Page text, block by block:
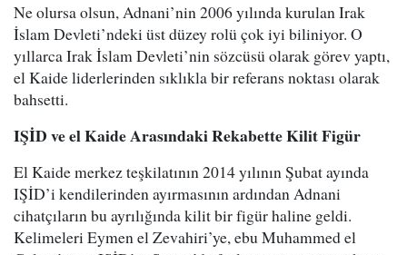
Ne olursa olsun, Adnani’nin 2006 yılında kurulan Irak
İslam Devleti’ndeki üst düzey rolü çok iyi biliniyor. O
yıllarca Irak İslam Devleti’nin sözcüsü olarak görev yaptı,
el Kaide liderlerinden sıklıkla bir referans noktası olarak
bahsetti.
IŞİD ve el Kaide Arasındaki Rekabette Kilit Figür
El Kaide merkez teşkilatının 2014 yılının Şubat ayında
IŞİD’i kendilerinden ayırmasının ardından Adnani
cihatçıların bu ayrılığında kilit bir figür haline geldi.
Kelimeleri Eymen el Zevahiri’ye, ebu Muhammed el